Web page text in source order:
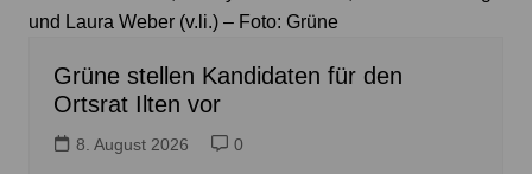
und Laura Weber (v.li.) – Foto: Grüne
Grüne stellen Kandidaten für den
Ortsrat Ilten vor
8. August 2026 0